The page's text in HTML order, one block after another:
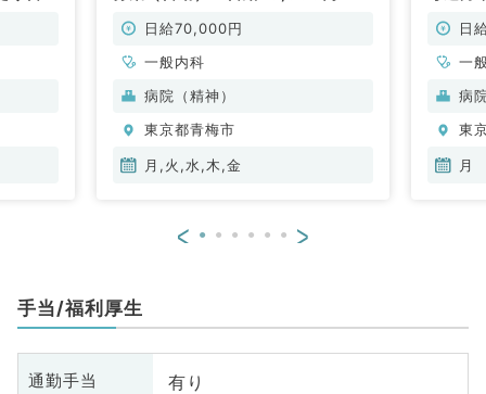
内科／非常勤）
日給70,000円
一般内科
病院（精神）
東京都青梅市
月,火,水,木,金
日
一
病
東
月
< >
手当/福利厚生
通勤手当 有り